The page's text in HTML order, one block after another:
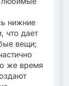
нижние
что дает
вещи;
же время